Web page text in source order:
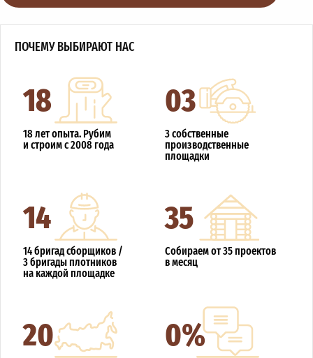
ПОЧЕМУ ВЫБИРАЮТ НАС
18
18 лет опыта. Рубим
и строим с 2008 года
03
3 собственные
производственные
площадки
14
14 бригад сборщиков /
3 бригады плотников
на каждой площадке
35
Собираем от 35 проектов
в месяц
20 0%